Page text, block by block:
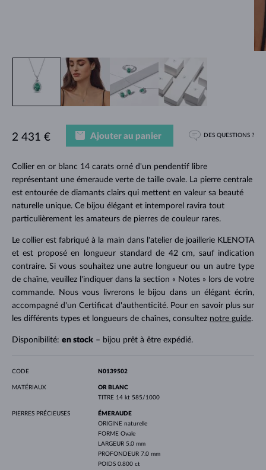
Collier en or blanc 14 carats orné d'un pendentif libre
représentant une émeraude verte de taille ovale. La pierre centrale
est entourée de diamants clairs qui mettent en valeur sa beauté
naturelle unique. Ce bijou élégant et intemporel ravira tout
particulièrement les amateurs de pierres de couleur rares.
Le collier est fabriqué à la main dans l'atelier de joaillerie KLENOTA
et est proposé en longueur standard de 42 cm, sauf indication
contraire. Si vous souhaitez une autre longueur ou un autre type
de chaîne, veuillez l'indiquer dans la section « Notes » lors de votre
commande. Nous vous livrerons le bijou dans un élégant écrin,
accompagné d'un Certificat d'authenticité. Pour en savoir plus sur
les différents types et longueurs de chaînes, consultez notre guide.
Disponibilité: en stock– bijou prêt à être expédié.
2 431 € Ajouter au panier DES QUESTIONS ?
CODE N0139502
MATÉRIAUX
OR BLANC
TITRE 14 kt 585/1000
PIERRES PRÉCIEUSES
ÉMERAUDE
ORIGINE naturelle
FORME Ovale
LARGEUR 5.0 mm
PROFONDEUR 7.0 mm
POIDS 0.800 ct